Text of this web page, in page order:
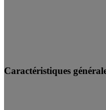
Caractéristiques